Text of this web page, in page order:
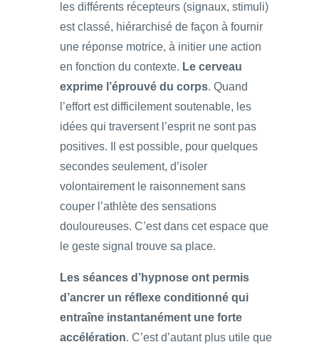
les différents récepteurs (signaux, stimuli)
est classé, hiérarchisé de façon à fournir
une réponse motrice, à initier une action
en fonction du contexte. Le cerveau
exprime l’éprouvé du corps. Quand
l’effort est difficilement soutenable, les
idées qui traversent l’esprit ne sont pas
positives. Il est possible, pour quelques
secondes seulement, d’isoler
volontairement le raisonnement sans
couper l’athlète des sensations
douloureuses. C’est dans cet espace que
le geste signal trouve sa place.
Les séances d’hypnose ont permis
d’ancrer un réflexe conditionné qui
entraîne instantanément une forte
accélération. C’est d’autant plus utile que